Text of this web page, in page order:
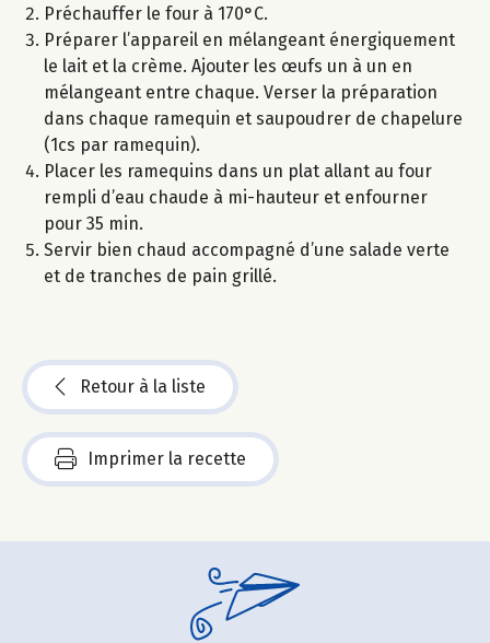
Préchauffer le four à 170°C.
Préparer l’appareil en mélangeant énergiquement
le lait et la crème. Ajouter les œufs un à un en
mélangeant entre chaque. Verser la préparation
dans chaque ramequin et saupoudrer de chapelure
(1cs par ramequin).
Placer les ramequins dans un plat allant au four
rempli d’eau chaude à mi-hauteur et enfourner
pour 35 min.
Servir bien chaud accompagné d’une salade verte
et de tranches de pain grillé.
Retour à la liste
Imprimer la recette